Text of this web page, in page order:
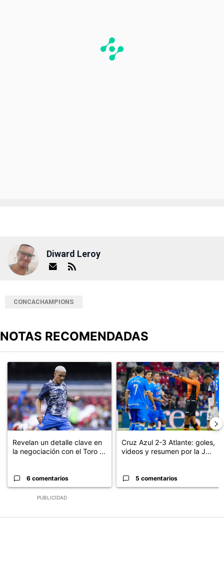
Diward Leroy
CONCACHAMPIONS
NOTAS RECOMENDADAS
PUBLICIDAD
Un artículo de tendencia con el título "Revelan un detalle clave
Revelan un detalle clave en
la negociación con el Toro ...
6 comentarios
Un artículo de tendencia con el
Cruz Azul 2-3 Atlante: goles,
videos y resumen por la J...
5 comentarios